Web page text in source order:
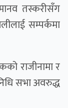
तस्करीसँग
सम्पर्कमा
राजीनामा र
सभा अवरुद्ध